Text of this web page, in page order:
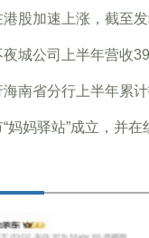
港股加速上涨，截至
夜城公司上半年营收
海南省分行上半年累
妈妈驿站”成立，并